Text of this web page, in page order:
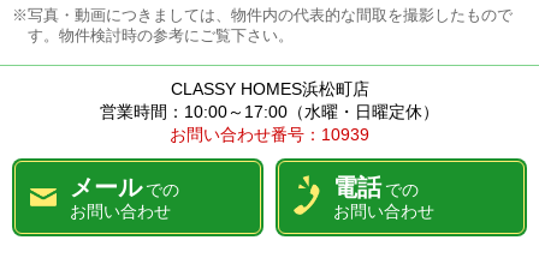
※写真・動画につきましては、物件内の代表的な間取を撮影したもので
す。物件検討時の参考にご覧下さい。
CLASSY HOMES浜松町店
営業時間：10:00～17:00（水曜・日曜定休）
お問い合わせ番号：10939
メール での
お問い合わせ
電話 での
お問い合わせ